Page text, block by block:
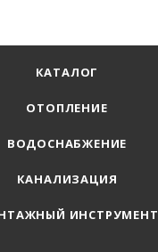
КАТАЛОГ
ОТОПЛЕНИЕ
ВОДОСНАБЖЕНИЕ
КАНАЛИЗАЦИЯ
ИНСТРУМЕНТ